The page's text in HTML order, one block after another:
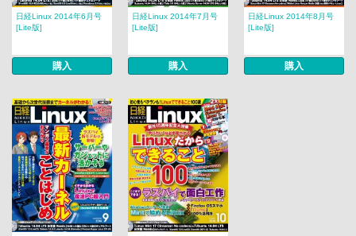
日経Linux 2014年6月号
[Lite版]
購入
日経Linux 2014年7月号
[Lite版]
購入
日経Linux 2014年8月号
[Lite版]
購入